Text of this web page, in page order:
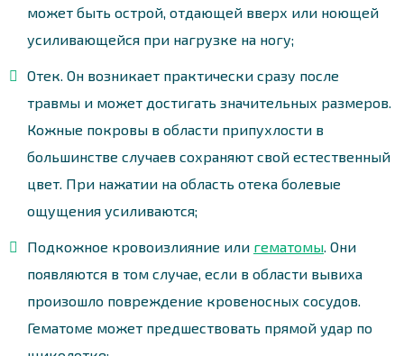
может быть острой, отдающей вверх или ноющей
усиливающейся при нагрузке на ногу;
Отек. Он возникает практически сразу после
травмы и может достигать значительных размеров.
Кожные покровы в области припухлости в
большинстве случаев сохраняют свой естественный
цвет. При нажатии на область отека болевые
ощущения усиливаются;
Подкожное кровоизлияние или гематомы . Они
появляются в том случае, если в области вывиха
произошло повреждение кровеносных сосудов.
Гематоме может предшествовать прямой удар по